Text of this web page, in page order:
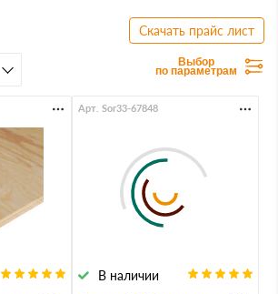
Скачать прайс лист
Выбор
по параметрам
В наличии
Арт. Sor33-67848